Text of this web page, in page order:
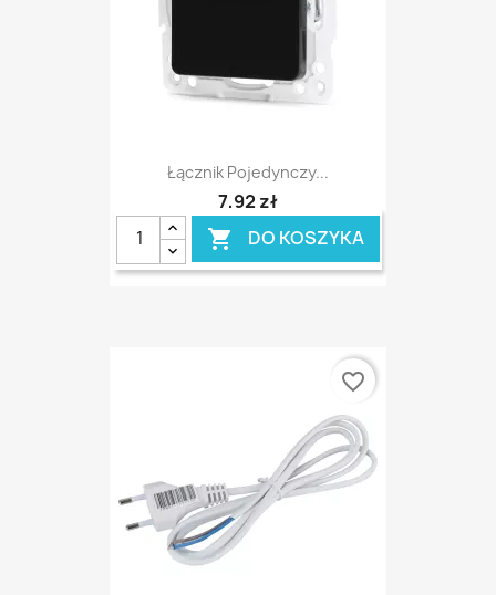
Łącznik Pojedynczy...
7,92 zł
 DO KOSZYKA
favorite_border